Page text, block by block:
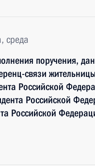
среда
поручения,
связи
Российской
Российской
Российской